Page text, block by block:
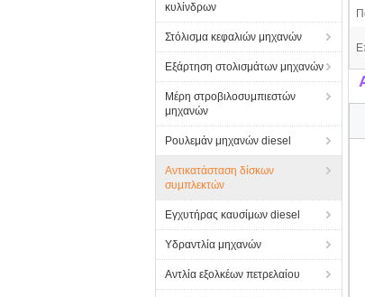
κυλίνδρων
Στόλισμα κεφαλιών μηχανών
Εξάρτηση στολισμάτων μηχανών
Μέρη στροβιλοσυμπιεστών
μηχανών
Ρουλεμάν μηχανών diesel
Αντικατάσταση δίσκων
συμπλεκτών
Εγχυτήρας καυσίμων diesel
Υδραντλία μηχανών
Αντλία εξολκέων πετρελαίου